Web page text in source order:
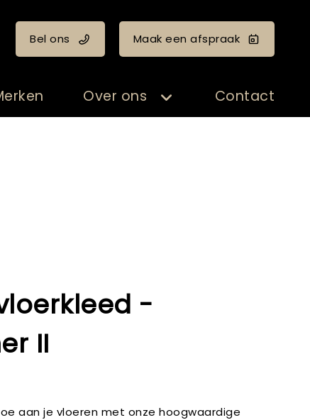
Bel ons Maak een afspraak
Over ons Contact
-
II
aan je vloeren met onze hoogwaardige